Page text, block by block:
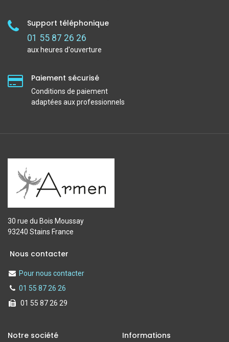
Support téléphonique
01 55 87 26 26
aux heures d'ouverture
Paiement sécurisé
Conditions de paiement
adaptées aux professionnels
30 rue du Bois Moussay
93240 Stains France
Nous contacter
Pour nous contacter
01 55 87 26 26
01 55 87 26 29
Notre société Informations